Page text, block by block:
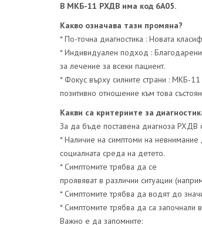
В МКБ-11 РХДВ има код 6A05.
Какво означава тази промяна?
* По-точна диагностика : Новата
* Индивидуален подход :
за лечение за всеки пациент.
* Фокус върху силните страни : МКБ-
позитивно отношение към това
Какви са критериите за
За да бъде поставена диагноза РХДВ
* Наличие на симптоми на невнимание
социалната среда на детето.
* Симптомите трябва да се
проявяват в различни ситуации
* Симптомите трябва да водят до
* Симптомите трябва да са започнали
Важно е да запомните: